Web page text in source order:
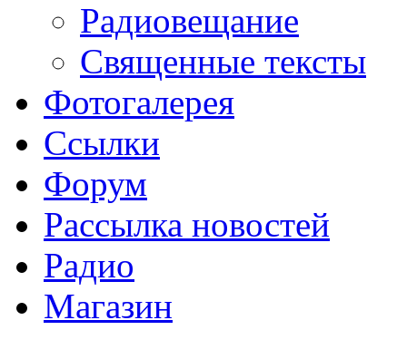
Радиовещание
Священные тексты
Фотогалерея
Ссылки
Форум
Рассылка новостей
Радио
Магазин